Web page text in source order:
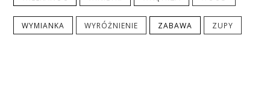
WYMIANKA WYRÓŻNIENIE ZABAWA ZUPY